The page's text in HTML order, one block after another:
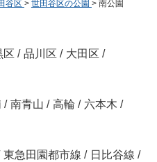
谷区 > 世田谷区の公園 > 南公園
区 / 品川区 / 大田区 /
/ 南青山 / 高輪 / 六本木 /
東急田園都市線 / 日比谷線 /